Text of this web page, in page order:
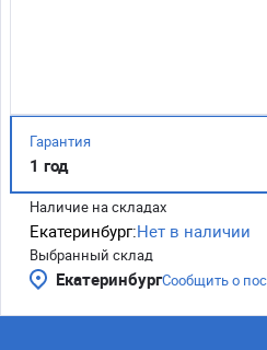
Гарантия
1 год
Наличие на складах
Екатеринбург:Нет в наличии
Выбранный склад
ЕкатеринбургСообщить о